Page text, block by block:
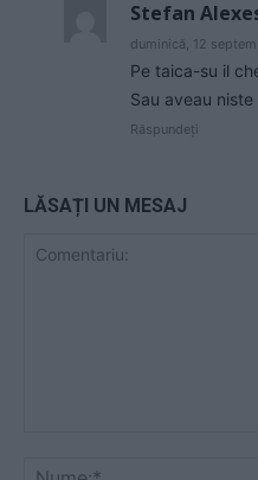
Stefan
duminică, 12
Pe taica-su il
Sau aveau
Răspundeți
LĂSAȚI UN MESAJ